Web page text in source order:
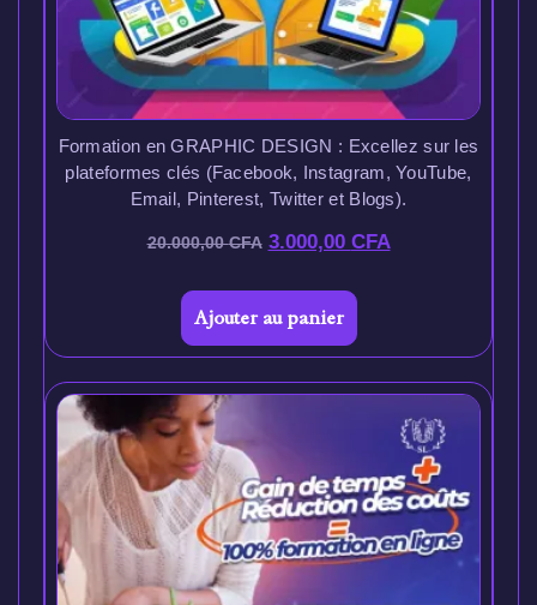
Formation en GRAPHIC DESIGN : Excellez sur les
plateformes clés (Facebook, Instagram, YouTube,
Email, Pinterest, Twitter et Blogs).
20.000,00CFA 3.000,00 CFA
Ajouter au panier